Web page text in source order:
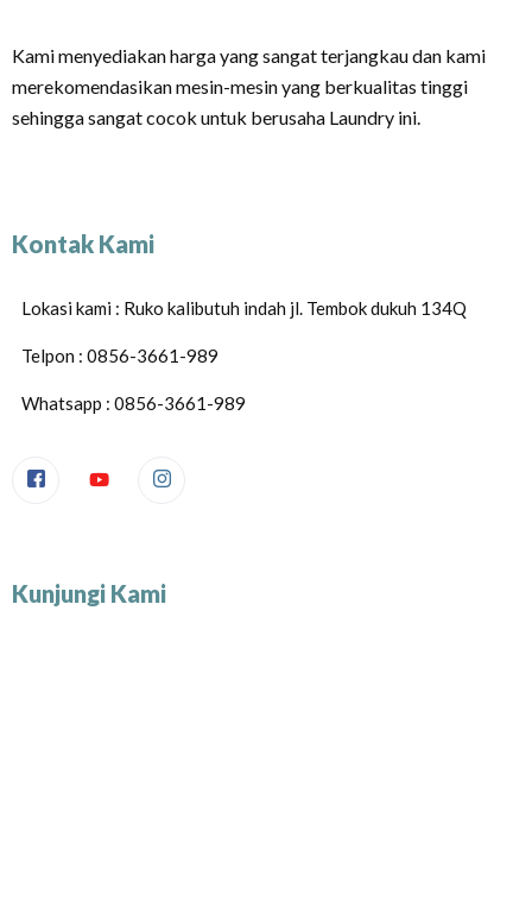
Kami menyediakan harga yang sangat terjangkau dan kami
merekomendasikan mesin-mesin yang berkualitas tinggi
sehingga sangat cocok untuk berusaha Laundry ini.
Kontak Kami
Lokasi kami : Ruko kalibutuh indah jl. Tembok dukuh 134Q
Telpon : 0856-3661-989
Whatsapp : 0856-3661-989
Kunjungi Kami